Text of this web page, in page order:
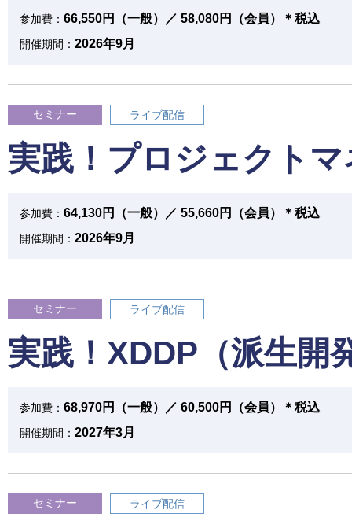
参加費： 66,550円（一般）／ 58,080円（会員）＊税込
開催期間： 2026年9月
セミナー ライブ配信
実践！プロジェクト
参加費： 64,130円（一般）／ 55,660円（会員）＊税込
開催期間： 2026年9月
セミナー ライブ配信
実践！XDDP（派生開
参加費： 68,970円（一般）／ 60,500円（会員）＊税込
開催期間： 2027年3月
セミナー ライブ配信